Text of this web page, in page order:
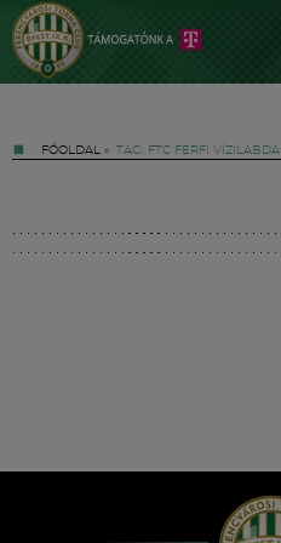
FŐOLDAL » TAG: FTC FÉRFI VÍZILABDA
Hírek